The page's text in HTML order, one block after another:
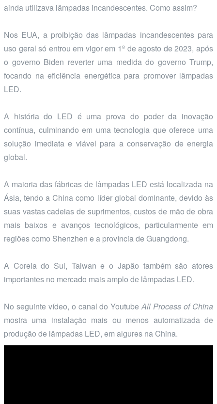
ainda utilizava lâmpadas incandescentes. Como assim?
Nos EUA, a proibição das lâmpadas incandescentes para
uso geral só entrou em vigor em 1º de agosto de 2023, após
o governo Biden reverter uma medida do governo Trump,
focando na eficiência energética para promover lâmpadas
LED.
A história do LED é uma prova do poder da inovação
contínua, culminando em uma tecnologia que oferece uma
solução imediata e viável para a conservação de energia
global.
A maioria das fábricas de lâmpadas LED está localizada na
Ásia, tendo a China como líder global dominante, devido às
suas vastas cadeias de suprimentos, custos de mão de obra
mais baixos e avanços tecnológicos, particularmente em
regiões como Shenzhen e a província de Guangdong.
A Coreia do Sul, Taiwan e o Japão também são atores
importantes no mercado mais amplo de lâmpadas LED.
No seguinte vídeo, o canal do YoutubeAll Process of China
mostra uma instalação mais ou menos automatizada de
produção de lâmpadas LED, em algures na China.